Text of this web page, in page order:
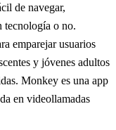
de navegar,
tecnología o no.
emparejar usuarios
y jóvenes adultos
Monkey es una app
en videollamadas